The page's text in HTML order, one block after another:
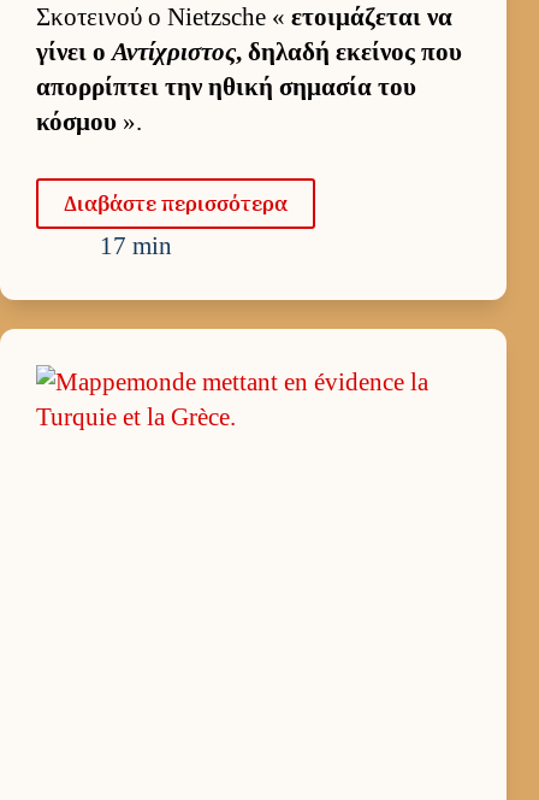
Σκοτει­νού ο Nietzsche « ετοι­μάζεται να
γίνει οΑντίχριστος, δηλαδή εκεί­νος που
απορ­ρίπτει την ηθική σημασία του
κόσμου ».
Δια­βάστε περισ­σότερα
17 min